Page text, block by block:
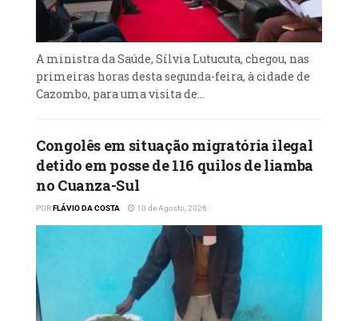
De acordo com o INSS, o “Certificado Verde”
simboliza responsabilidade social,
transparência contributiva e compromisso
institucional, destacando a importância das
contribuições para a garantia de direitos
famílias.
A ministra da Saúde, Sílvia Lutucuta, chegou, nas
primeiras horas desta segunda-feira, à cidade de
Cazombo, para uma visita de...
Congolês em situação migratória ilegal
detido em posse de 116 quilos de liamba
no Cuanza-Sul
PORFLÁVIO DA COSTA 10 de Agosto, 2026